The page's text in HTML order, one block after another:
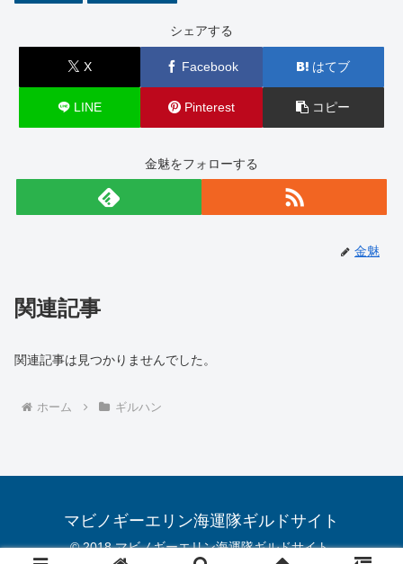
シェアする
X Facebook はてブ
LINE Pinterest コピー
金魅をフォローする
金魅
関連記事
関連記事は見つかりませんでした。
ホーム ギルハン
マビノギーエリン海運隊ギルドサイト
© 2018 マビノギーエリン海運隊ギルドサイト.